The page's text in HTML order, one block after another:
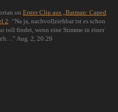
on Erster Clip aus „Batman: Caped
2: “Na ja, nachvollziehbar ist es schon
toll findet, wenn eine Stimme in einer
” Aug. 2, 20:29